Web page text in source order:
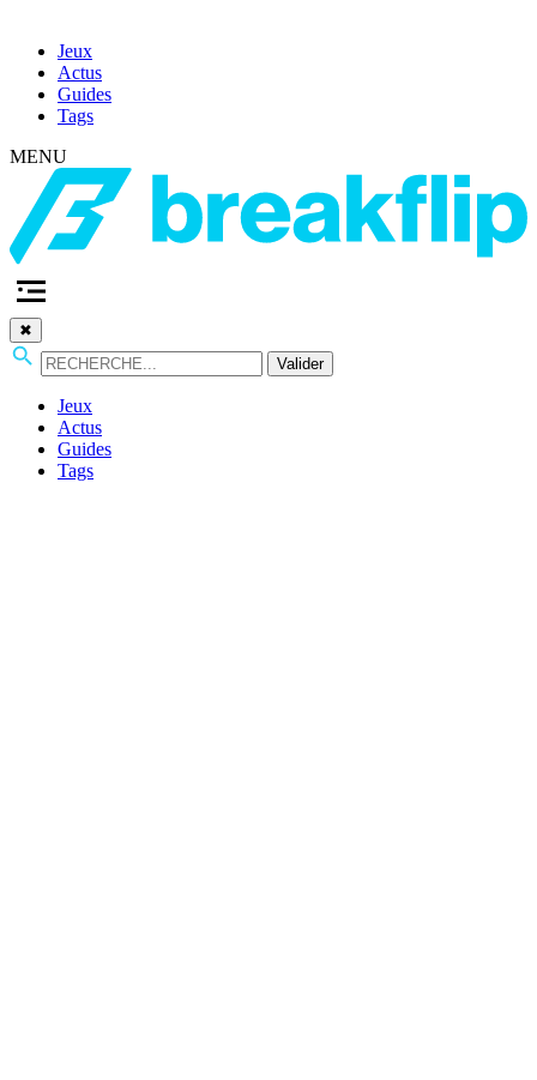
Jeux
Actus
Guides
Tags
MENU
✖
Valider
Jeux
Actus
Guides
Tags